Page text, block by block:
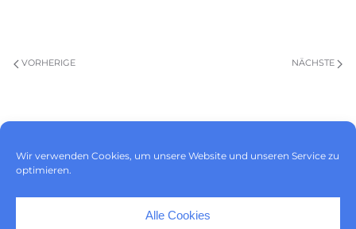
Wir verwenden Cookies, um unsere Website und unseren Service zu
optimieren.
Alle Cookies
VORHERIGE NÄCHSTE
Cookie-Richtlinie (EU)